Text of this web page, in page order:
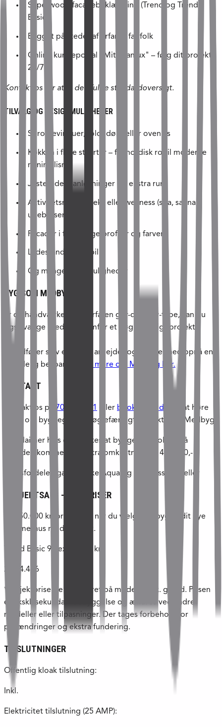
Superwood facadebeklædning (Trend og Trend
Basic)
Bygget på stedet af erfarne fagfolk
Online kundeportal "Mit Skanlux" – følg dit projekt
24/7
Kontakt os for at få den fulde standardoversigt.
TILVALG OG DESIGNMULIGHEDER
Sprossevinduer, foldedøre eller ovenlys
Køkken i flere stilarter – fra nordisk ro til moderne
minimalisme
Justerede planløsninger og ekstra rum
Aktivitetsrum, anneks eller wellness (spa, sauna,
udebruser)
Facader i forskellige profiler og farver
Ladestander til elbil
Og mange flere muligheder
BYG SOM MEDBYG
Er du håndværker eller erfaren gør-det-selv-type, kan du
også vælge Medbyg fremfor et nøglefærdigt projekt.
Du udfører selv en del af arbejdet og kan dermed opnå en
betydelig besparelse.
Se mere om Medbyg her.
KONTAKT
Kontakt os på 70 21 45 21 eller book et møde
for at høre
mere om byggegrund, nøglefærdigt projekt eller Medbyg
*Disclaimer hvis der ønskes at bygge et poolhus på
grunden kommer en ekstra omkostning på 400.000,-
**Prisfordelen gælder ikke Aqua og Wellness modeller
PROJEKTSALG – FRA PRISER
Få 150.000 kr. prisfordel, når du vælger at bygge dit nye
sommerhus med Skanlux.
Trend Basic 94 ex. grund kr.:
2.044.436
*Projektpriserne er baseret på model 94 ex. grund. Prisen
er ekskl. sekundær bebyggelse og ændres ved andre
modeller eller tilpasninger. Der tages forbehold for
prisændringer og ekstra fundering.
TILSLUTNINGER
Offentlig kloak tilslutning:
Inkl.
Elektricitet tilslutning (25 AMP):